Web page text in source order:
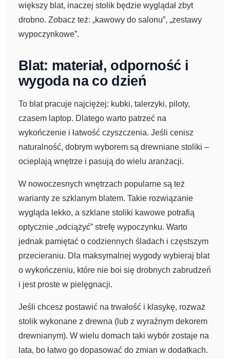
większy blat, inaczej stolik będzie wyglądał zbyt
drobno. Zobacz też: „kawowy do salonu”, „zestawy
wypoczynkowe”.
Blat: materiał, odporność i
wygoda na co dzień
To blat pracuje najciężej: kubki, talerzyki, piloty,
czasem laptop. Dlatego warto patrzeć na
wykończenie i łatwość czyszczenia. Jeśli cenisz
naturalność, dobrym wyborem są drewniane stoliki –
ocieplają wnętrze i pasują do wielu aranżacji.
W nowoczesnych wnętrzach popularne są też
warianty ze szklanym blatem. Takie rozwiązanie
wygląda lekko, a szklane stoliki kawowe potrafią
optycznie „odciążyć” strefę wypoczynku. Warto
jednak pamiętać o codziennych śladach i częstszym
przecieraniu. Dla maksymalnej wygody wybieraj blat
o wykończeniu, które nie boi się drobnych zabrudzeń
i jest proste w pielęgnacji.
Jeśli chcesz postawić na trwałość i klasykę, rozważ
stolik wykonane z drewna (lub z wyraźnym dekorem
drewnianym). W wielu domach taki wybór zostaje na
lata, bo łatwo go dopasować do zmian w dodatkach.